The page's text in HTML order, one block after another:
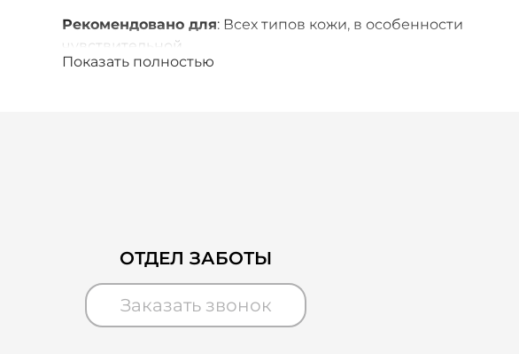
Рекомендовано для: Всех типов кожи, в особенности
чувствительной.
восстанавливая гидролипидный слой, увлажняет кожу
Показать полностью
ОТДЕЛ ЗАБОТЫ
Заказать звонок